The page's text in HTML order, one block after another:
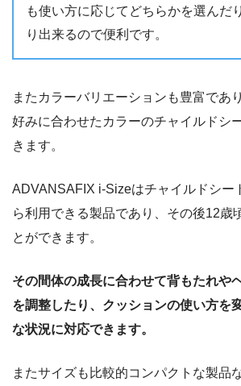
も使い方に応じてどちらかを選んだ
り出来るので便利です。
またカラーバリエーションも豊富であ
好みに合わせたカラーのチャイルドシ
きます。
ADVANSAFIX i-Sizeはチャイルドシー
ら利用できる製品であり、その後12歳
とができます。
その間体の成長に合わせて背もたれや
を調整したり、クッションの使い方を
な状況に対応できます。
またサイズも比較的コンパクトな製品